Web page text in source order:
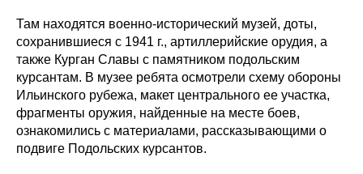
Там находятся военно-исторический музей, доты,
сохранившиеся с 1941 г., артиллерийские орудия, а
также Курган Славы с памятником подольским
курсантам. В музее ребята осмотрели схему обороны
Ильинского рубежа, макет центрального ее участка,
фрагменты оружия, найденные на месте боев,
ознакомились с материалами, рассказывающими о
подвиге Подольских курсантов.